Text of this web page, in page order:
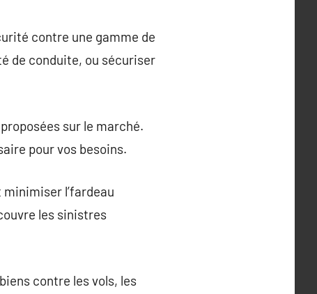
contre une gamme de
de conduite, ou sécuriser
sur le marché.
pour vos besoins.
l’fardeau
les sinistres
contre les vols, les